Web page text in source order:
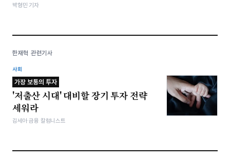
박형민 기자
한재혁 관련기사
사회
가장 보통의 투자
'저출산 시대' 대비할 장기 투자 전략
세워라
김세아 금융 칼럼니스트